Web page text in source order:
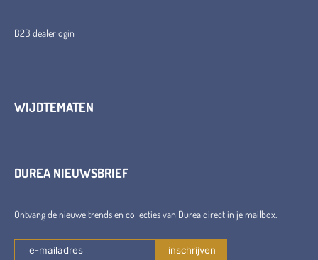
B2B dealerlogin
WIJDTEMATEN
DUREA NIEUWSBRIEF
Ontvang de nieuwe trends en collecties van Durea direct in je mailbox.